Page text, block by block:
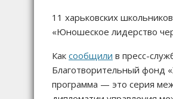
11 харьковских
«Юношеское лидерство
Как сообщили в пресс-
Благотворительный фонд
программа — это серия